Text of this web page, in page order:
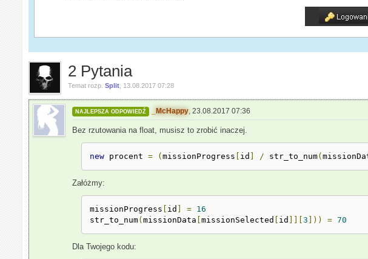
2 Pytania
Temat rozp.Split 13.08.2017 07:28
NAJLEPSZA ODPOWIEDŹ _McHappy ,23.08.2017 07:36
Bez rzutowania na float, musisz to zrobić inaczej.
new procent = (missionProgress [ id ] / str_to_num(
Załóżmy:
missionProgress [ id ] = 16
str_to_num(missionData [missionSelected [ id ]][3 ])) = 70
Dla Twojego kodu: